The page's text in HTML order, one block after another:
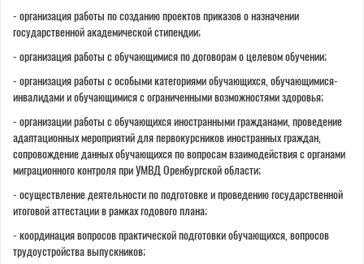
- организация работы по созданию проектов приказов о назначении
государственной академической стипендии;
- организация работы с обучающимися по договорам о целевом обучении;
- организация работы с особыми категориями обучающихся, обучающимися-
инвалидами и обучающимися с ограниченными возможностями здоровья;
- организации работы с обучающихся иностранными гражданами, проведение
адаптационных мероприятий для первокурсников иностранных граждан,
сопровождение данных обучающихся по вопросам взаимодействия с органами
миграционного контроля при УМВД Оренбургской области;
- осуществление деятельности по подготовке и проведению государственной
итоговой аттестации в рамках годового плана;
- координация вопросов практической подготовки обучающихся, вопросов
трудоустройства выпускников;